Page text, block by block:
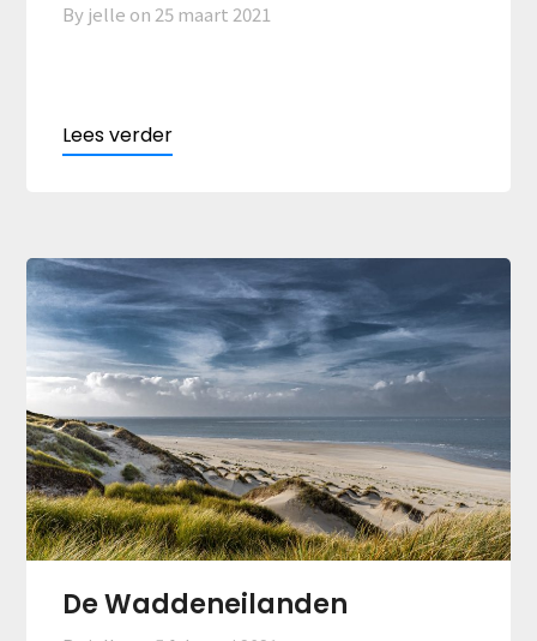
By jelle on 25 maart 2021
De Waddeneilanden